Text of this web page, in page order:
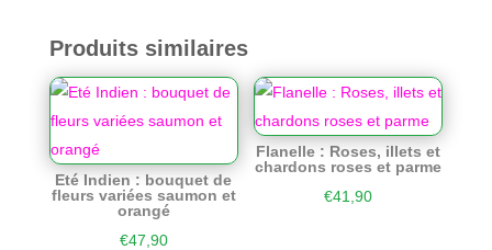
Produits similaires
Eté Indien : bouquet de
fleurs variées saumon et
orangé
€47,90
Flanelle : Roses, illets et
chardons roses et parme
€41,90